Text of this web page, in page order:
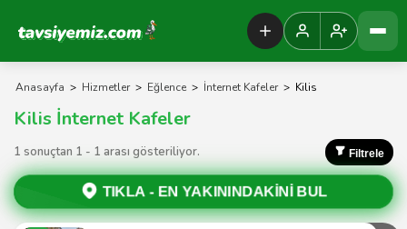
Tavsiyemiz Anasayfa
Anasayfa > Hizmetler > Eğlence > İnternet Kafeler > Kilis
Kilis İnternet Kafeler
1 sonuçtan 1 - 1 arası gösteriliyor. Filtrele
TIKLA - EN YAKININDAKİNİ BUL